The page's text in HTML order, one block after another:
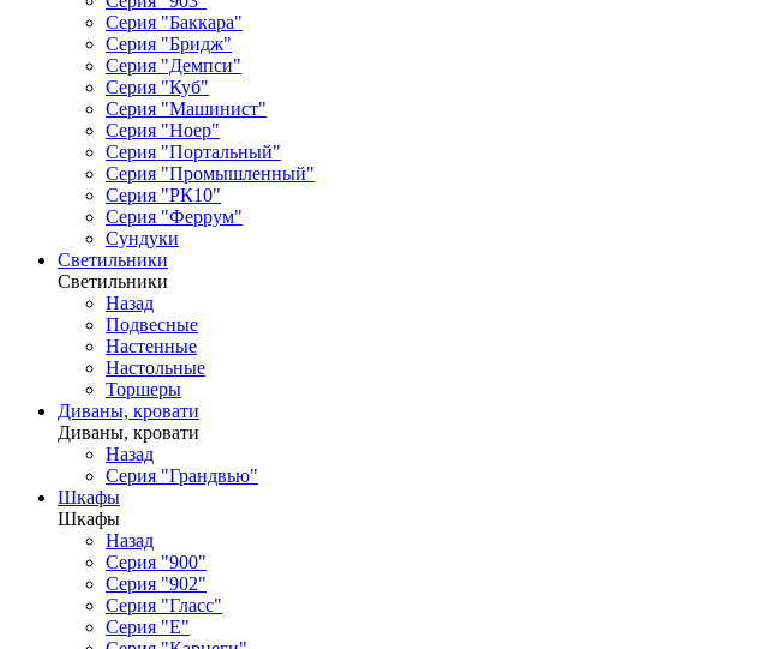
Серия "Баккара"
Серия "Бридж"
Серия "Демпси"
Серия "Куб"
Серия "Машинист"
Серия "Ноер"
Серия "Портальный"
Серия "Промышленный"
Серия "РК10"
Серия "Феррум"
Сундуки
Светильники
Светильники
Назад
Подвесные
Настенные
Настольные
Торшеры
Диваны, кровати
Диваны, кровати
Назад
Серия "Грандвью"
Шкафы
Шкафы
Назад
Серия "900"
Серия "902"
Серия "Гласс"
Серия "Е"